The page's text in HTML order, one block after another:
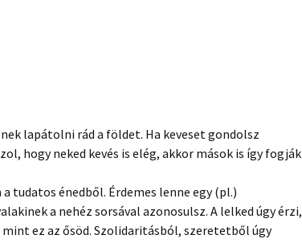
lapátolni rád a földet. Ha keveset gondolsz
hogy neked kevés is elég, akkor mások is így fogják
tudatos énedből. Érdemes lenne egy (pl.)
a nehéz sorsával azonosulsz. A lelked úgy érzi,
ez az ősöd. Szolidaritásból, szeretetből úgy